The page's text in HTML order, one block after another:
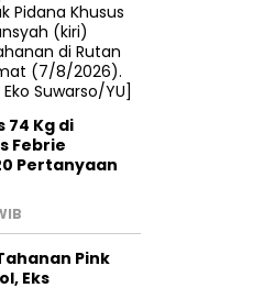
74 Kg di
Febrie
Pertanyaan
Pink
Eks